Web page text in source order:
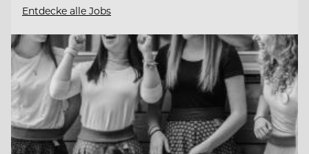
Entdecke alle Jobs